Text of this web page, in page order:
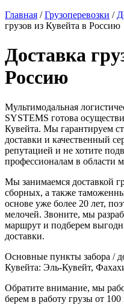
Главная /Грузоперевозки /
грузов из Кувейта в Россию
Доставка
Россию
Мультимодальная
SYSTEMS готова
Кувейта. Мы гарантируем
доставки и качественный
репутацией и не хотите
профессионалам в области
Мы занимаемся доставкой
сборных, а также
основе уже более 20 лет,
мелочей. Звоните, мы
маршрут и подберем
доставки.
Основные пункты забора /
Кувейта: Эль-Кувейт,
Обратите внимание, мы
берем в работу грузы от 100